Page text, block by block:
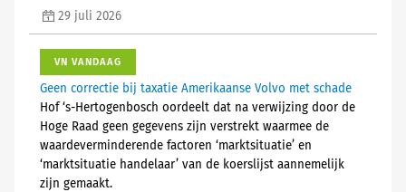
29 juli 2026
VN VANDAAG
Geen correctie bij taxatie Amerikaanse Volvo met schade
Hof ‘s-Hertogenbosch oordeelt dat na verwijzing door de
Hoge Raad geen gegevens zijn verstrekt waarmee de
waardeverminderende factoren ‘marktsituatie’ en
‘marktsituatie handelaar’ van de koerslijst aannemelijk
zijn gemaakt.